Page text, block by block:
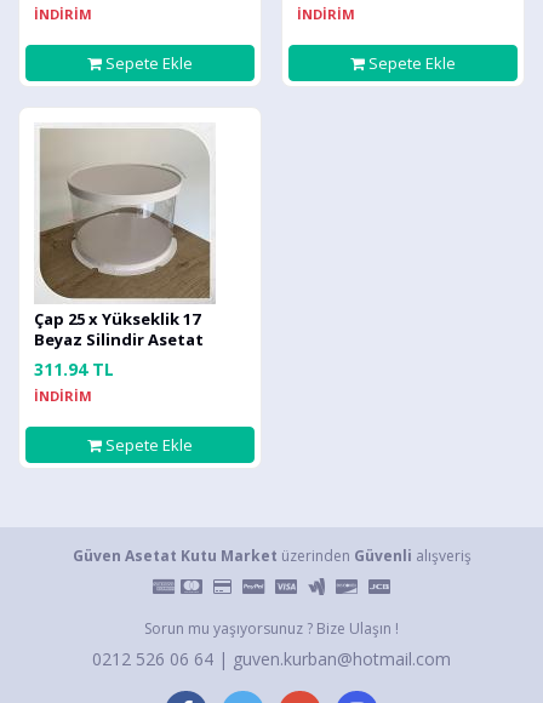
İNDİRİM
Sepete Ekle
İNDİRİM
Sepete Ekle
Çap 25 x Yükseklik 17
Beyaz Silindir Asetat
Kutu (HM56)
311.94 TL
İNDİRİM
Sepete Ekle
Güven Asetat Kutu Market üzerinden Güvenli alışveriş
Sorun mu yaşıyorsunuz ? Bize Ulaşın !
0212 526 06 64 | guven.kurban@hotmail.com